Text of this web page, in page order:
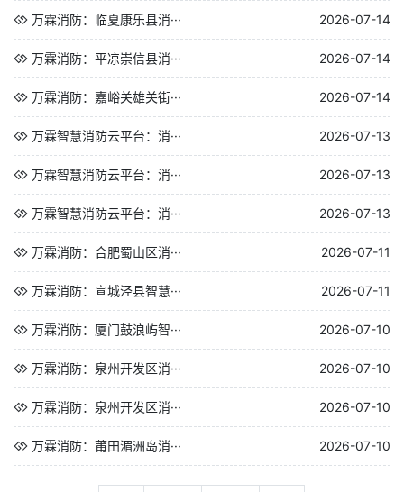
万霖消防：临夏康乐县消··· 2026-07-14
万霖消防：平凉崇信县消··· 2026-07-14
万霖消防：嘉峪关雄关街··· 2026-07-14
万霖智慧消防云平台：消··· 2026-07-13
万霖智慧消防云平台：消··· 2026-07-13
万霖智慧消防云平台：消··· 2026-07-13
万霖消防：合肥蜀山区消··· 2026-07-11
万霖消防：宣城泾县智慧··· 2026-07-11
万霖消防：厦门鼓浪屿智··· 2026-07-10
万霖消防：泉州开发区消··· 2026-07-10
万霖消防：泉州开发区消··· 2026-07-10
万霖消防：莆田湄洲岛消··· 2026-07-10